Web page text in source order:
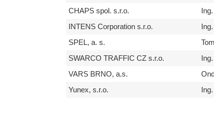
CHAPS spol. s.r.o.
INTENS Corporation s.r.o.
SPEL, a. s.
SWARCO TRAFFIC CZ s.r.o.
VARS BRNO, a.s.
Yunex, s.r.o.